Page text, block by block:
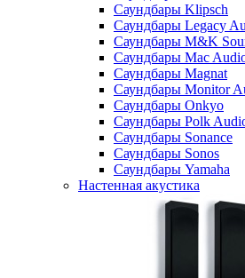
Саундбары Klipsch
Саундбары Legacy
Саундбары M&K
Саундбары Mac
Саундбары Magnat
Саундбары Monitor
Саундбары Onkyo
Саундбары Polk
Саундбары Sonance
Саундбары Sonos
Саундбары Yamaha
Настенная акустика